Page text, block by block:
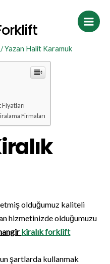
Main
/ Yazan Halit Karamuk
Firmaları
olduğumuz kaliteli
hizmetinizde olduğumuzu
kiralık forklift
şartlarda kullanmak